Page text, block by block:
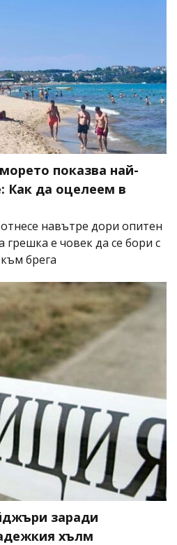
показва най-
Как да оцелеем в
навътре дори опитен
грешка е човек да се бори с
брега
заради
хълм